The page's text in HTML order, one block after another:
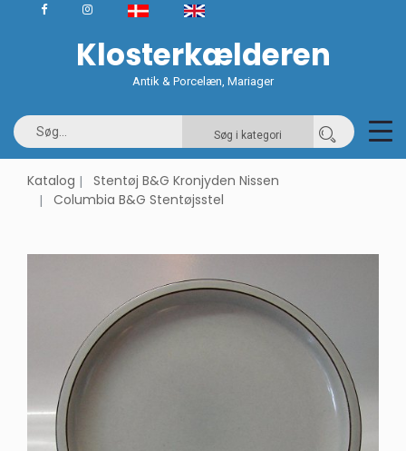
Klosterkælderen
Antik & Porcelæn, Mariager
Søg i kategori
Katalog
Stentøj B&G Kronjyden Nissen
Columbia B&G Stentøjsstel